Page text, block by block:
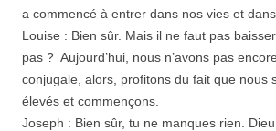
a commencé à entrer dans nos vies et
Louise : Bien sûr. Mais il ne faut pas
pas ? Aujourd’hui, nous n’avons pas
conjugale, alors, profitons du fait que nous
élevés et commençons.
Joseph : Bien sûr, tu ne manques rien.